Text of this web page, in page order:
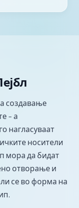
создавање
- а
нагласуваат
носители
мора да бидат
отворање и
се во форма на